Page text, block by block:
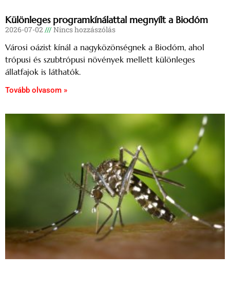
Különleges programkínálattal megnyílt a Biodóm
2026-07-02 Nincs hozzászólás
Városi oázist kínál a nagyközönségnek a Biodóm, ahol
trópusi és szubtrópusi növények mellett különleges
állatfajok is láthatók.
Tovább olvasom »